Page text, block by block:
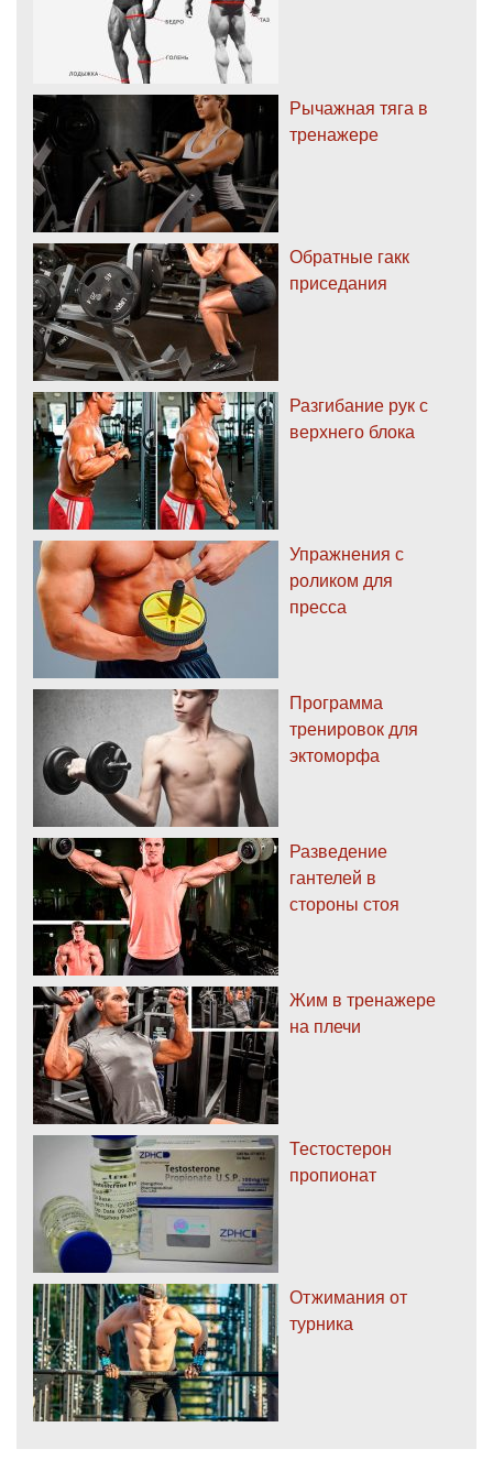
Рычажная тяга в
тренажере
Обратные гакк
приседания
Разгибание рук с
верхнего блока
Упражнения с
роликом для
пресса
Программа
тренировок для
эктоморфа
Разведение
гантелей в
стороны стоя
Жим в тренажере
на плечи
Тестостерон
пропионат
Отжимания от
турника